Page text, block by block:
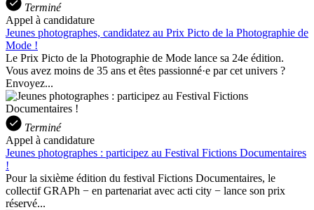
Terminé
Appel à candidature
Jeunes photographes, candidatez au Prix Picto de la Photographie de
Mode !
Le Prix Picto de la Photographie de Mode lance sa 24e édition.
Vous avez moins de 35 ans et êtes passionné·e par cet univers ?
Envoyez...
Terminé
Appel à candidature
Jeunes photographes : participez au Festival Fictions Documentaires
!
Pour la sixième édition du festival Fictions Documentaires, le
collectif GRAPh − en partenariat avec acti city − lance son prix
réservé...